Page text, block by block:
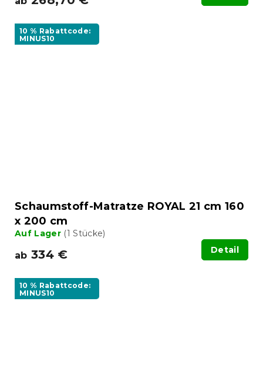
10 % Rabattcode:
MINUS10
Schaumstoff-Matratze ROYAL 21 cm 160
x 200 cm
Auf Lager (1 Stücke)
ab 334 € Detail
10 % Rabattcode:
MINUS10